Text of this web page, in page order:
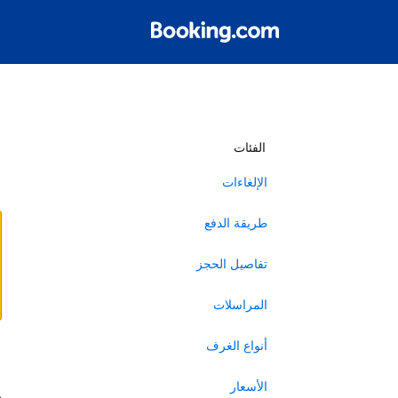
الفئات
الإلغاءات
طريقة الدفع
تفاصيل الحجز
المراسلات
أنواع الغرف
الأسعار